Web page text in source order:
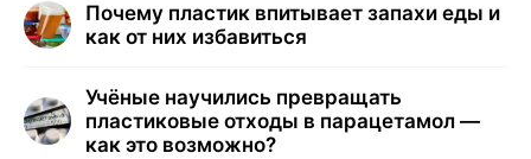
Почему пластик впитывает запахи еды и
как от них избавиться
Учёные научились превращать
пластиковые отходы в парацетамол —
как это возможно?